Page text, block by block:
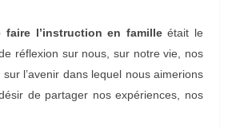
faire l’instruction en familleétait le
réflexion sur nous, sur notre vie, nos
l’avenir dans lequel nous aimerions
de partager nos expériences, nos